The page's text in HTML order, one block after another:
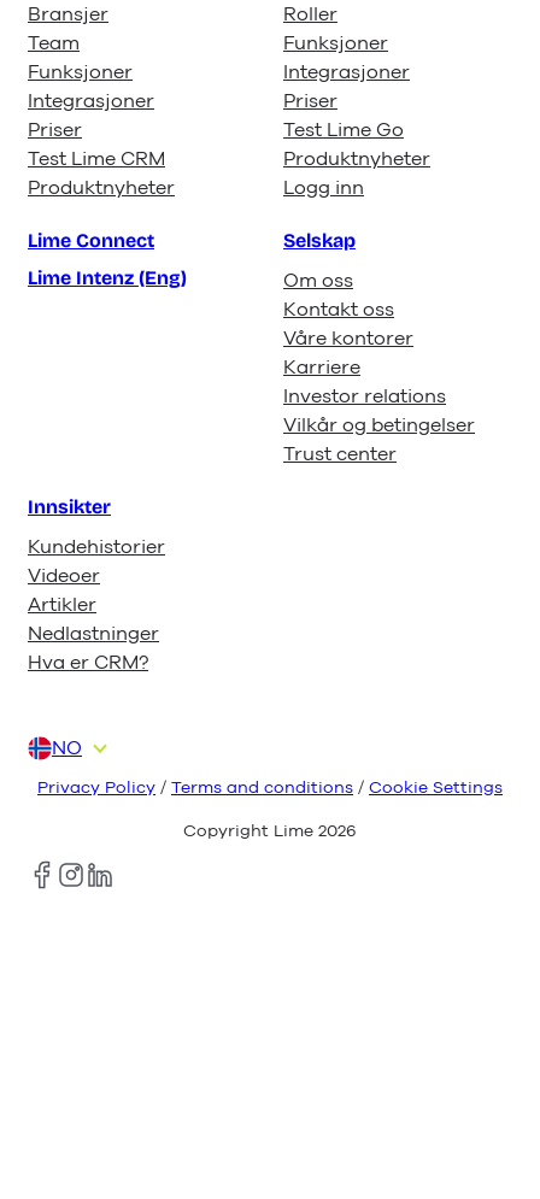
Bransjer
Team
Funksjoner
Integrasjoner
Priser
Test Lime CRM
Produktnyheter
Roller
Funksjoner
Integrasjoner
Priser
Test Lime Go
Produktnyheter
Logg inn
Lime Connect
Lime Intenz (Eng)
Selskap
Om oss
Kontakt oss
Våre kontorer
Karriere
Investor relations
Vilkår og betingelser
Trust center
Innsikter
Kundehistorier
Videoer
Artikler
Nedlastninger
Hva er CRM?
NO
Privacy Policy / Terms and conditions / Cookie Settings
Copyright Lime 2026